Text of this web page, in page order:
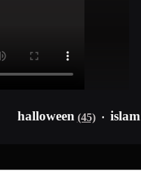
halloween (45) · islam